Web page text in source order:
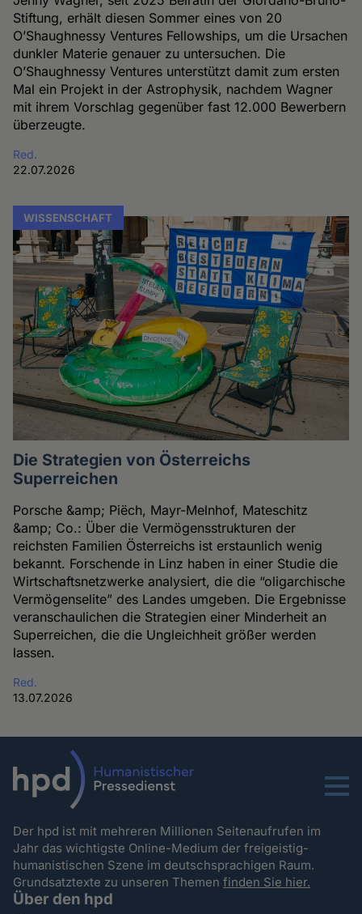
Stiftung, erhält diesen Sommer eines von 20
O’Shaughnessy Ventures Fellowships, um die Ursachen
dunkler Materie genauer zu untersuchen. Die
O’Shaughnessy Ventures unterstützt damit zum ersten
Mal ein Projekt in der Astrophysik, nachdem Wagner
mit ihrem Vorschlag gegenüber fast 12.000 Bewerbern
überzeugte.
Red.
22.07.2026
WISSENSCHAFT
Die Strategien von Österreichs
Superreichen
Porsche &amp; Piëch, Mayr-Melnhof, Mateschitz
&amp; Co.: Über die Vermögensstrukturen der
reichsten Familien Österreichs ist erstaunlich wenig
bekannt. Forschende in Linz haben in einer Studie die
Wirtschaftsnetzwerke analysiert, die die “oligarchische
Vermögenselite” des Landes umgeben. Die Ergebnisse
veranschaulichen die Strategien einer Minderheit an
Superreichen, die die Ungleichheit größer werden
lassen.
Red.
13.07.2026
Menu
Der hpd ist mit mehreren Millionen Seitenaufrufen im
Jahr das wichtigste Online-Medium der freigeistig-
humanistischen Szene im deutschsprachigen Raum.
Grundsatztexte zu unseren Themenfinden Sie hier.
Über den hpd